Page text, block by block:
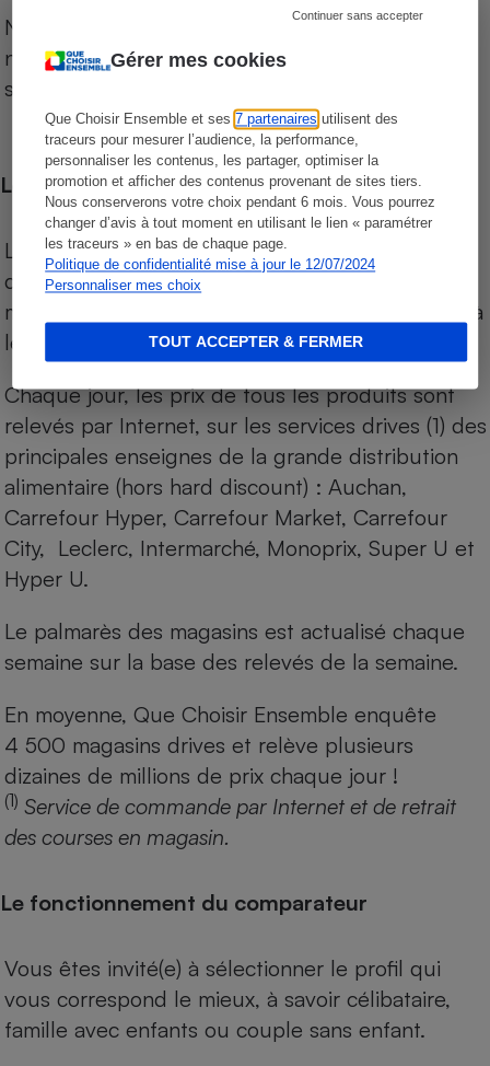
Gérer mes cookies
Que Choisir Ensemble et ses7 partenaires utilisent des
traceurs pour mesurer l’audience, la performance,
personnaliser les contenus, les partager, optimiser la
promotion et afficher des contenus provenant de sites tiers.
Nous conserverons votre choix pendant 6 mois. Vous pourrez
changer d’avis à tout moment en utilisant le lien « paramétrer
les traceurs » en bas de chaque page.
Politique de confidentialité mise à jour le 12/07/2024
Personnaliser mes choix
Continuer sans accepter
TOUT ACCEPTER & FERMER
Notre comparateur de supermarchés propose le
niveau de prix des supermarchés, géolocalisés
sur le territoire français.
Les comparaisons de prix
Les comparaisons sont réalisées sur l’ensemble
des produits des magasins. Les produits de
marques de distributeurs (MDD) sont comparés à
leurs équivalents chez leurs concurrents.
Chaque jour, les prix de tous les produits sont
relevés par Internet, sur les services drives (1) des
principales enseignes de la grande distribution
alimentaire (hors hard discount) : Auchan,
Carrefour Hyper, Carrefour Market, Carrefour
City, Leclerc, Intermarché, Monoprix, Super U et
Hyper U.
Le palmarès des magasins est actualisé chaque
semaine sur la base des relevés de la semaine.
En moyenne, Que Choisir Ensemble enquête
4 500 magasins drives et relève plusieurs
dizaines de millions de prix chaque jour !
(1) Service de commande par Internet et de retrait
des courses en magasin.
Le fonctionnement du comparateur
Vous êtes invité(e) à sélectionner le profil qui
vous correspond le mieux, à savoir célibataire,
famille avec enfants ou couple sans enfant.